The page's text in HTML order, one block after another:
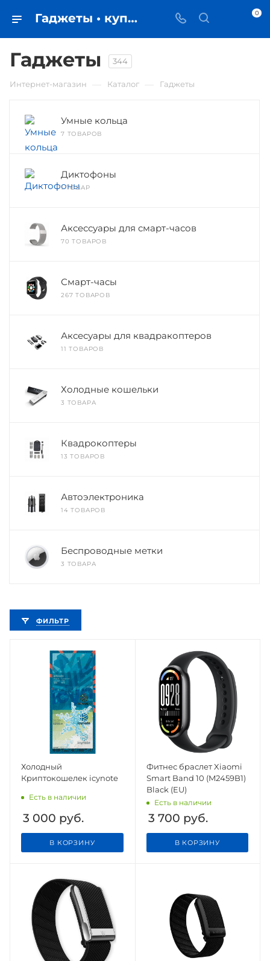
Гаджеты • купить в Самаре по низкой цене - iЧехол 0
Гаджеты 344
Интернет-магазин Каталог Гаджеты
Умные кольца
7 ТОВАРОВ
Диктофоны
1 ТОВАР
Аксессуары для смарт-часов
70 ТОВАРОВ
Смарт-часы
267 ТОВАРОВ
Аксесуары для квадракоптеров
11 ТОВАРОВ
Холодные кошельки
3 ТОВАРА
Квадрокоптеры
13 ТОВАРОВ
Автоэлектроника
14 ТОВАРОВ
Беспроводные метки
3 ТОВАРА
ФИЛЬТР
Холодный
Криптокошелек icynote
Есть в наличии
3 000 руб.
В КОРЗИНУ
Фитнес браслет Xiaomi
Smart Band 10 (M2459B1)
Black (EU)
Есть в наличии
3 700 руб.
В КОРЗИНУ